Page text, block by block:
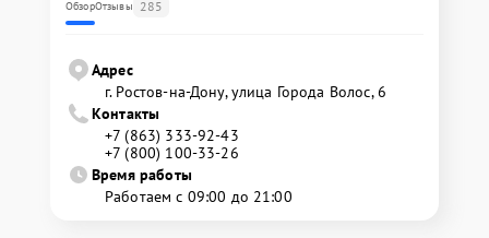
ОбзорОтзывы 285
Адрес
г. Ростов-на-Дону, улица Города Волос, 6
Контакты
+7 (863) 333-92-43
+7 (800) 100-33-26
Время работы
Работаем с 09:00 до 21:00